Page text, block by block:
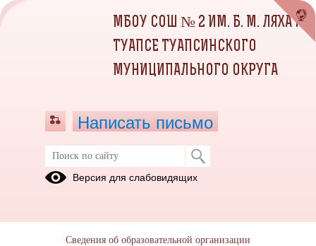
Директор
Исаева Кира
МБОУ СОШ № 2 ИМ. Б. М. ЛЯХА Г.
ТУАПСЕ ТУАПСИНСКОГО
МУНИЦИПАЛЬНОГО ОКРУГА
Написать письмо
Версия для слабовидящих
Сведения об образовательной организации